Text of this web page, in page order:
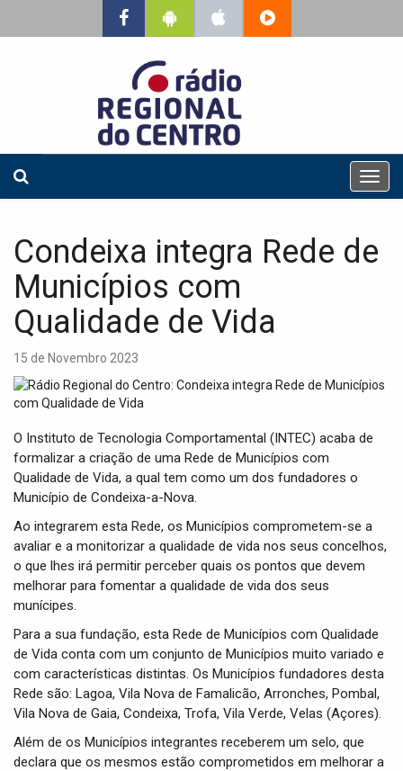
T
o
l
a
o
Condeixa integra Rede de
Municípios com
Qualidade de Vida
15 de Novembro 2023
O Instituto de Tecnologia Comportamental (INTEC) acaba de
formalizar a criação de uma Rede de Municípios com
Qualidade de Vida, a qual tem como um dos fundadores o
Município de Condeixa-a-Nova.
Ao integrarem esta Rede, os Municípios comprometem-se a
avaliar e a monitorizar a qualidade de vida nos seus concelhos,
o que lhes irá permitir perceber quais os pontos que devem
melhorar para fomentar a qualidade de vida dos seus
munícipes.
Para a sua fundação, esta Rede de Municípios com Qualidade
de Vida conta com um conjunto de Municípios muito variado e
com características distintas. Os Municípios fundadores desta
Rede são: Lagoa, Vila Nova de Famalicão, Arronches, Pombal,
Vila Nova de Gaia, Condeixa, Trofa, Vila Verde, Velas (Açores).
Além de os Municípios integrantes receberem um selo, que
declara que os mesmos estão comprometidos em melhorar a